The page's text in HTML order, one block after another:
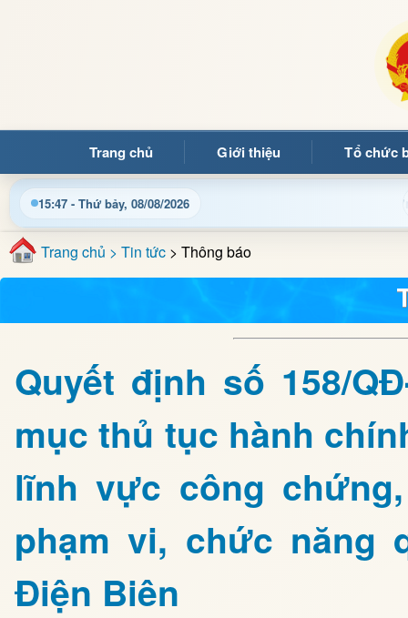
Trang chủ Giới thiệu Tổ chức
15:47 - Thứ bảy, 08/08/2026
quý bạn đọc đến với Trang thông tin điện tử xã Mường Ảng
Trang chủ > Tin tức > Thông báo
Quyết định số 158/
mục thủ tục hành
lĩnh vực công
phạm vi, chức năng
Điện Biên